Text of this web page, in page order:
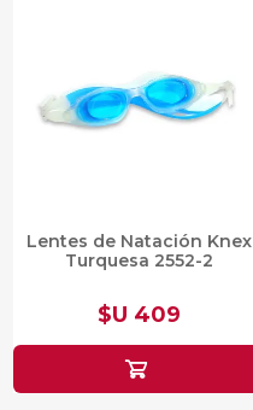
Lentes de Natación Knex
Turquesa 2552-2
$U 409